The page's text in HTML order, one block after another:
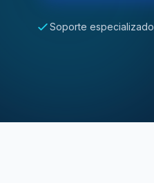
Soporte especializado